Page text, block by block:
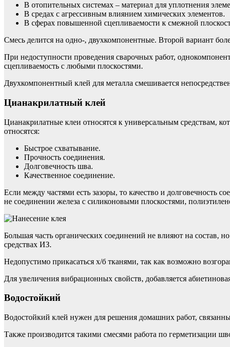
В отопительных системах – материал для уплотнения
В средах с агрессивным влиянием химических элементов.
В сферах повышенной сцепливаемости к смежной
Смесь делится на одно-, двухкомпонентные. Второй вариант
При недоступности проведения сварочных работ,
сцепливаемость с любыми плоскостями.
Двухкомпонентный клей для металла смешивается
Цианакрилатный клей
Цианакрилатные клеи относятся к универсальным средствам,
относятся:
Быстрое схватывание.
Прочность соединения.
Долговечность шва.
Качественное соединение.
Если между частями есть зазоры, то качество и долговечность
не соединении железа с силиконовыми плоскостями,
Большая часть органических соединений не влияют на состав,
средствах ИЗ.
Недопустимо прикасаться х/б тканями, так как возможно
Для увеличения вибрационных свойств, добавляется
Водостойкий
Водостойкий клей нужен для решения домашних работ,
Также производится такими смесями работа по герметизации